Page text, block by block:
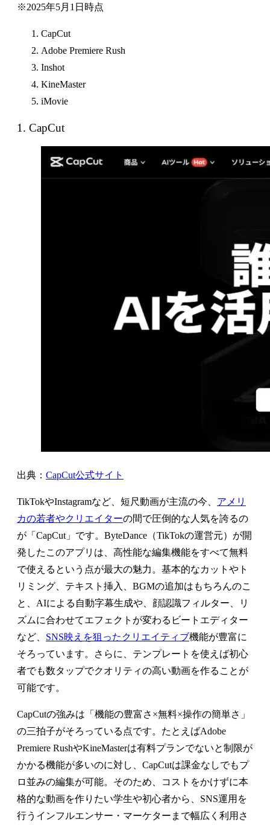
※2025年5月1日時点
CapCut
Adobe Premiere Rush
Inshot
KineMaster
iMovie
1. CapCut
出典： CapCut公式サイト
TikTokやInstagramなど、短尺動画が主流の今、 アメリ
カの若者やクリエイターの間で圧倒的な人気を誇るの
が「CapCut」です。ByteDance（TikTokの運営元）が開
発したこのアプリは、高性能な編集機能をすべて無料
で使えるという点が最大の魅力。基本的なカットやト
リミング、テキスト挿入、BGMの追加はもちろんのこ
と、AIによる自動字幕生成や、顔認識フィルター、リ
ズムに合わせてエフェクトが変わるビートエディター
など、 SNS映えを狙ったクリエイティブ機能が豊富に
そろっています。さらに、テンプレートを使えば初心
者でも数タップでクオリティの高い動画を作ることが
可能です。
CapCutの強みは「機能の豊富さ×無料×操作の簡単さ」
の三拍子がそろっている点です。たとえばAdobe
Premiere RushやKineMasterは有料プランでないと制限が
かかる機能が多いのに対し、CapCutは課金なしでもプ
ロ並みの編集が可能。そのため、コストをかけずに本
格的な動画を作りたい学生や初心者から、SNS運用を
行うインフルエンサー・マーケターまで幅広く利用さ